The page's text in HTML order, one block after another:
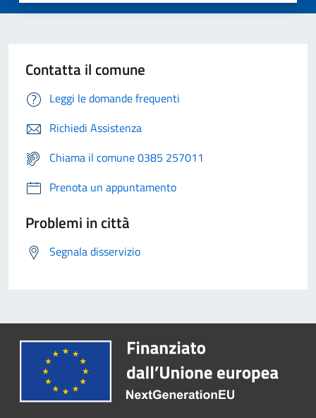
Contatta il comune
Leggi le domande frequenti
Richiedi Assistenza
Chiama il comune 0385 257011
Prenota un appuntamento
Problemi in città
Segnala disservizio